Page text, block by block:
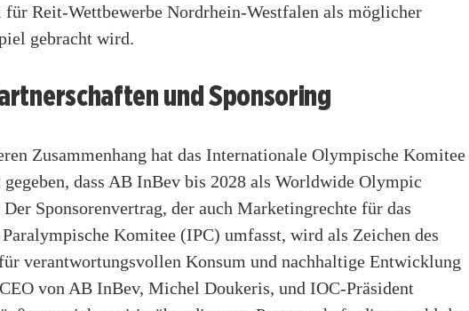
für Reit-Wettbewerbe Nordrhein-Westfalen als möglicher
gebracht wird.
und Sponsoring
Zusammenhang hat das Internationale Olympische Komitee
dass AB InBev bis 2028 als Worldwide Olympic
Sponsorenvertrag, der auch Marketingrechte für das
Komitee (IPC) umfasst, wird als Zeichen des
verantwortungsvollen Konsum und nachhaltige Entwicklung
von AB InBev, Michel Doukeris, und IOC-Präsident